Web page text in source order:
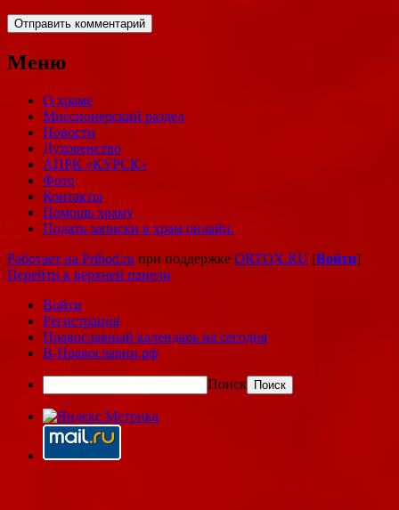
Меню
О храме
Миссионерский раздел
Новости
Духовенство
АПРК «КУРСК»
Фото
Контакты
Помощь храму
Подать записки в храм онлайн.
Работает на Prihod.ru при поддержке ORTOX.RU [Войти]
Перейти к верхней панели
Войти
Регистрация
Православный календарь на сегодня
В-Православии.рф
Поиск